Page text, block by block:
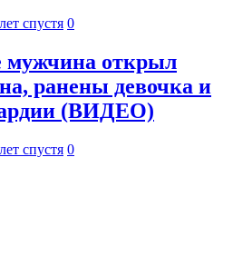
спустя 0
мужчина открыл
ранены девочка и
(ВИДЕО)
спустя 0